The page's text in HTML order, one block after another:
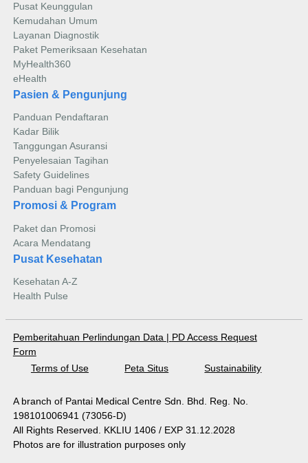
Pusat Keunggulan
Kemudahan Umum
Layanan Diagnostik
Paket Pemeriksaan Kesehatan
MyHealth360
eHealth
Pasien & Pengunjung
Panduan Pendaftaran
Kadar Bilik
Tanggungan Asuransi
Penyelesaian Tagihan
Safety Guidelines
Panduan bagi Pengunjung
Promosi & Program
Paket dan Promosi
Acara Mendatang
Pusat Kesehatan
Kesehatan A-Z
Health Pulse
Pemberitahuan Perlindungan Data | PD Access Request
Form
Terms of Use
Peta Situs Sustainability
A branch of Pantai Medical Centre Sdn. Bhd. Reg. No.
198101006941 (73056-D)
All Rights Reserved. KKLIU 1406 / EXP 31.12.2028
Photos are for illustration purposes only